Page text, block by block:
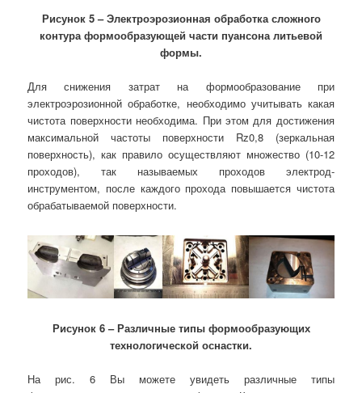
Рисунок 5 – Электроэрозионная обработка сложного
контура формообразующей части пуансоналитьевой
формы.
Для снижения затрат на формообразование при
электроэрозионной обработке, необходимо учитывать какая
чистота поверхности необходима. При этом для достижения
максимальной частоты поверхности Rz0,8 (зеркальная
поверхность), как правило осуществляют множество (10-12
проходов), так называемых проходов электрод-
инструментом, после каждого прохода повышается чистота
обрабатываемой поверхности.
Рисунок 6 – Различные типы формообразующих
технологической оснастки.
На рис. 6 Вы можете увидеть различные типы